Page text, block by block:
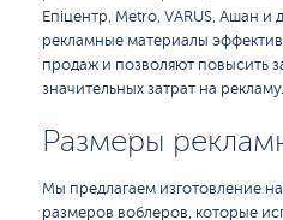
Епіцентр, Metro, VARUS, Ашан и
рекламные материалы
продаж и позволяют повысить
значительных затрат на рекламу.
Размеры
Мы предлагаем изготовление
размеров воблеров, которые